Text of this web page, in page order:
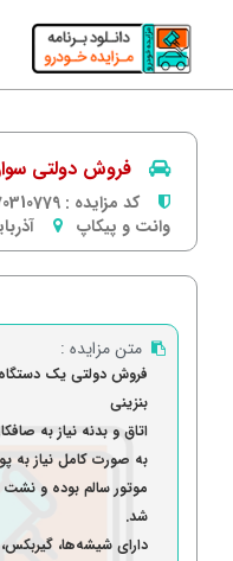
فروش دولتی
کد مزایده :
وانت و پیکاپ
متن مزایده :
فروش دولتی یک دستگاه سواری
بنزینی
اتاق و بدنه نیاز به
به صورت کامل نیاز به
موتور سالم بوده و
شد.
دارای شیشه‌ها، گیربکس،